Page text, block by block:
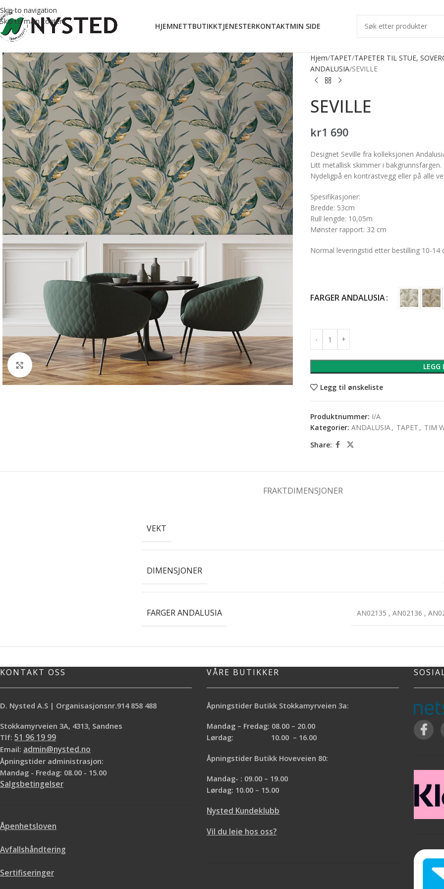
Skip to navigation
Skip to main content
HJEMNETTBUTIKKTJENESTERKONTAKTMIN SIDE
Forstørr bilde
Hjem TAPET TAPETER TIL STUE,
ANDALUSIA SEVILLE
SEVILLE
kr1 690
Designet Seville fra kolleksjonen
Litt metallisk skimmer i bakgrunnsfargen.
Nydeligpå en kontrastvegg eller på alle
Spesifikasjoner:
Bredde: 53cm
Rull lengde: 10,05m
Mønster rapport: 32 cm
Normal leveringstid etter bestilling 10-14
FARGER ANDALUSIA
LEGG
Legg til ønskeliste
Produktnummer: I/A
Kategorier: ANDALUSIA, TAPET , TIM
Share:
FRAKTDIMENSJONER
VEKT
DIMENSJONER
FARGER ANDALUSIA AN02135 , AN02136 ,
KONTAKT OSS
D. Nysted A.S | Organisasjonsnr.914 858 488
Stokkamyrveien 3A, 4313, Sandnes
Tlf: 51 96 19 99
Email: admin@nysted.no
Åpningstider administrasjon:
Mandag - Fredag: 08.00 - 15.00
Salgsbetingelser
Åpenhetsloven
Avfallshåndtering
Sertifiseringer
VÅRE BUTIKKER
Åpningstider Butikk Stokkamyrveien 3a:
Mandag – Fredag: 08.00 – 20.00
Lørdag: 10.00 – 16.00
Åpningstider Butikk Hoveveien 80:
Mandag- : 09.00 – 19.00
Lørdag: 10.00 – 15.00
Nysted Kundeklubb
Vil du leie hos oss?